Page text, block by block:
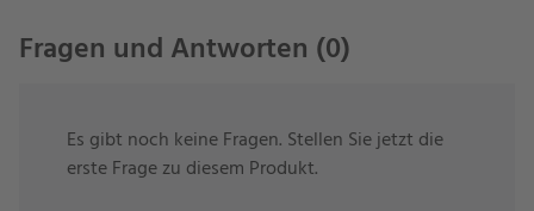
Möbel nicht nur vor Wind und Wetter, sondern auch
Die Schutzhülle ist bodenlang und wird
Schnurzugund zusätzlichen
Fragen und Antworten (0)
Es gibt noch keine Fragen. Stellen Sie jetzt die
erste Frage zu diesem Produkt.